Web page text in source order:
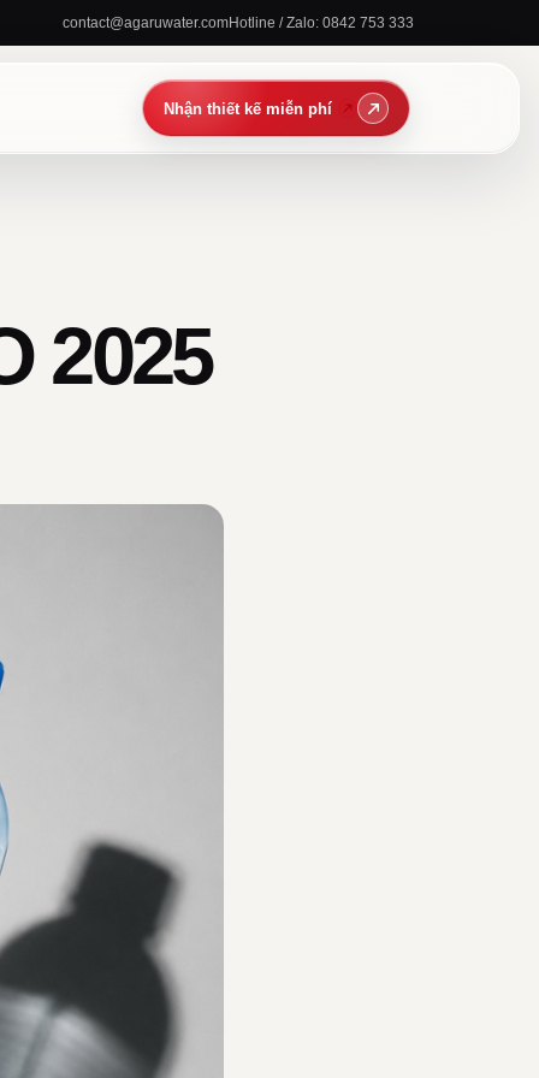
contact@agaruwater.comHotline / Zalo: 0842 753 333
2025